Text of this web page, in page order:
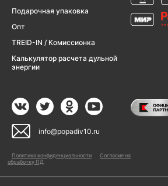
Подарочная упаковка
Опт
TREID-IN / Комиссионка
Калькулятор расчета дульной
энергии
info@popadiv10.ru
Политика конфиденциальности
Согласие на
обработку ПД